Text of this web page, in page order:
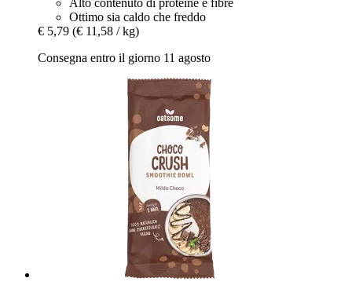
Alto contenuto di proteine e fibre
Ottimo sia caldo che freddo
€ 5,79 (€ 11,58 / kg)
Consegna entro il giorno 11 agosto